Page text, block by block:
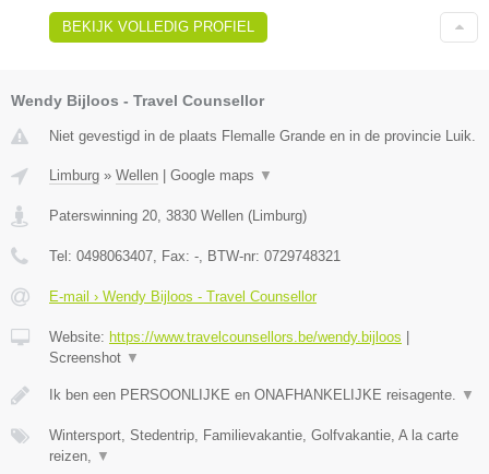
BEKIJK VOLLEDIG PROFIEL
Wendy Bijloos - Travel Counsellor
Niet gevestigd in de plaats Flemalle Grande en in de provincie Luik.
Limburg » Wellen Google maps ▼
Paterswinning 20 3830 Wellen ( Limburg)
Tel: 0498063407 , Fax: - , BTW-nr: 0729748321
E-mail › Wendy Bijloos - Travel Counsellor
Website: https://www.travelcounsellors.be/wendy.bijloos
Screenshot ▼
Ik ben een PERSOONLIJKE en ONAFHANKELIJKE reisagente. ▼
Wintersport, Stedentrip, Familievakantie, Golfvakantie, A la carte
reizen,
▼